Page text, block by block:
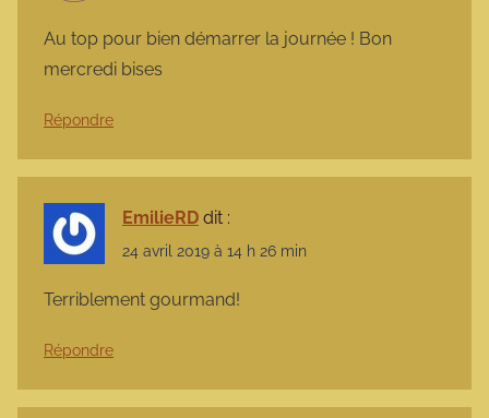
Au top pour bien démarrer la journée ! Bon
mercredi bises
Répondre
EmilieRD dit :
24 avril 2019 à 14 h 26 min
Terriblement gourmand!
Répondre